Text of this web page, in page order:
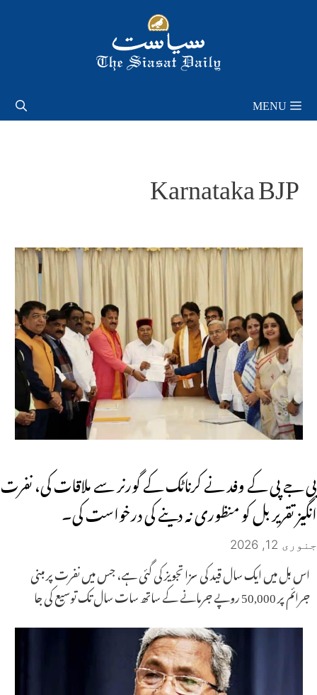
MENU
Karnataka BJP
بی جے پی کے وفد نے کرناٹک کے گورنر سے ملاقات کی، نفرت
انگیز تقریر بل کو منظوری نہ دینے کی درخواست کی۔
جنوری 12, 2026
اس بل میں ایک سال قید کی سزا تجویز کی گئی ہے، جس میں نفرت پر مبنی
جرائم پر 50,000 روپے جرمانے کے ساتھ سات سال تک توسیع کی جا